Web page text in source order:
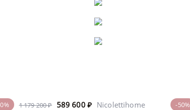
1 179 200 ₽ 589 600 ₽ -50%
Nicolettihome